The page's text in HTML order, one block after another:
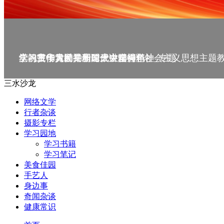
庆祝中华人民共和国成立75周年
学习贯彻党的二十届三中全会精神_专题
党的二十大精神理论大讲堂--理论
学习宣传贯彻党的二十大精神
学习贯彻习近平新时代中国特色社会主义思想主题
三水沙龙
网络文学
行者杂谈
摄影专栏
学习园地
学习书籍
学习笔记
美食佳园
手艺人
身边事
奇闻杂谈
健康常识